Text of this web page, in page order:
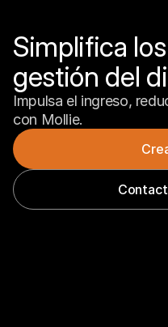
Simplifica
gestión del
Impulsa el ingreso,
con Mollie.